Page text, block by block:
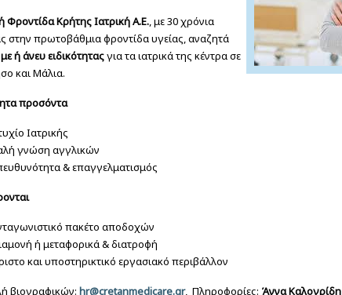
Φροντίδα Κρήτης Ιατρική Α.Ε., με 30 χρόνια
στην πρωτοβάθμια φροντίδα υγείας, αναζητά
ή άνευ ειδικότηταςγια τα ιατρικά της κέντρα σε
και Μάλια.
προσόντα
Ιατρικής
γνώση αγγλικών
& επαγγελματισμός
πακέτο αποδοχών
ή μεταφορικά & διατροφή
και υποστηρικτικό εργασιακό περιβάλλον
βιογραφικών: hr@cretanmedicare.gr, Πληροφορίες: Άννα Καλογρίδη